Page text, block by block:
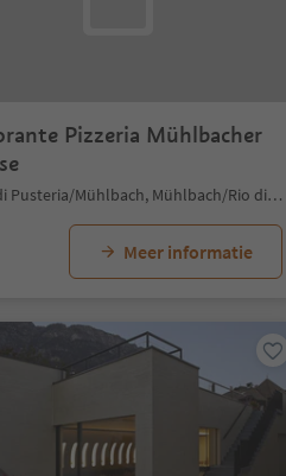
Pizzeria Mühlbacher
Rio di Pusteria/Mühlbach, Mühlbach/Rio di Pusteria, Brixen/Bressanone and environs
Meer informatie